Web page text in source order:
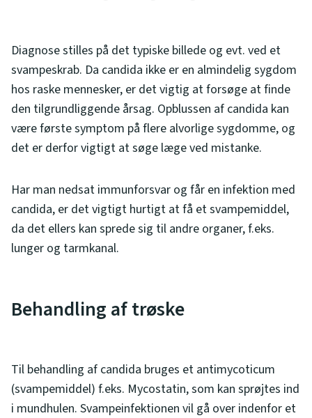
Diagnose stilles på det typiske billede og evt. ved et
svampeskrab. Da candida ikke er en almindelig sygdom
hos raske mennesker, er det vigtig at forsøge at finde
den tilgrundliggende årsag. Opblussen af candida kan
være første symptom på flere alvorlige sygdomme, og
det er derfor vigtigt at søge læge ved mistanke.
Har man nedsat immunforsvar og får en infektion med
candida, er det vigtigt hurtigt at få et svampemiddel,
da det ellers kan sprede sig til andre organer, f.eks.
lunger og tarmkanal.
Behandling af trøske
Til behandling af candida bruges et antimycoticum
(svampemiddel) f.eks. Mycostatin, som kan sprøjtes ind
i mundhulen. Svampeinfektionen vil gå over indenfor et